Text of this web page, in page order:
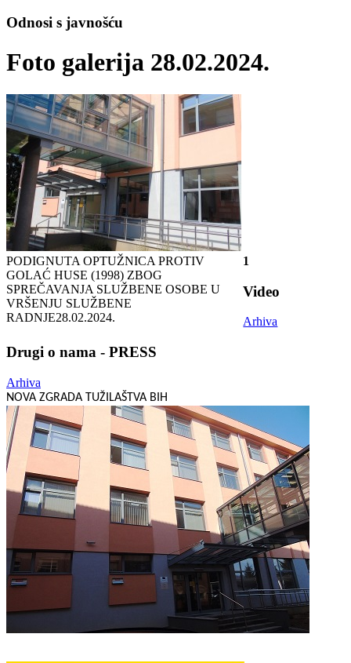
Odnosi s javnošću
Foto galerija 28.02.2024.
PODIGNUTA OPTUŽNICA PROTIV
GOLAĆ HUSE (1998) ZBOG
SPREČAVANJA SLUŽBENE OSOBE U
VRŠENJU SLUŽBENE
RADNJE28.02.2024.
1
Video
Arhiva
Drugi o nama - PRESS
Arhiva
NOVA ZGRADA TUŽILAŠTVA BIH